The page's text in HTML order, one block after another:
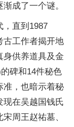
成了一个谜。
，直到1987
古工作者揭开地
身供养道具及金
碑和14件秘色
准，也暗示着秘
现在吴越国钱氏
周王赵祐墓、